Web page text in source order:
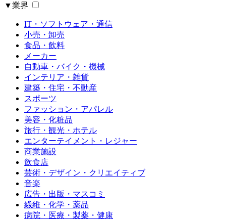
▼業界
IT・ソフトウェア・通信
小売・卸売
食品・飲料
メーカー
自動車・バイク・機械
インテリア・雑貨
建築・住宅・不動産
スポーツ
ファッション・アパレル
美容・化粧品
旅行・観光・ホテル
エンターテイメント・レジャー
商業施設
飲食店
芸術・デザイン・クリエイティブ
音楽
広告・出版・マスコミ
繊維・化学・薬品
病院・医療・製薬・健康